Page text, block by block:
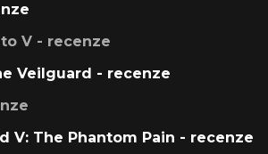
V - recenze
Veilguard - recenze
V: The Phantom Pain - recenze